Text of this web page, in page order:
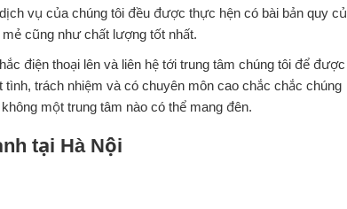
vụ của chúng tôi đều được thực hện có bài bản quy củ
cũng như chất lượng tốt nhất.
điện thoại lên và liên hệ tới trung tâm chúng tôi để được
trách nhiệm và có chuyên môn cao chắc chắc chúng
một trung tâm nào có thể mang đên.
tại Hà Nội